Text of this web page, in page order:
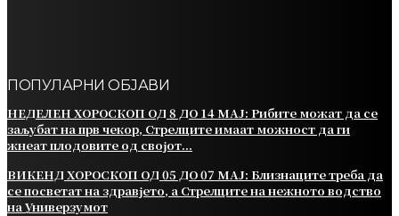
ПОПУЛАРНИ ОБЈАВИ
НЕДЕЛЕН ХОРОСКОП ОД 8 ДО 14 МАЈ: Рибите можат да се
заљубат на прв чекор, Стрелците имаат можност да ги
жнеат плодовите од својот...
ВИКЕНД ХОРОСКОП ОД 05 ДО 07 МАЈ: Близнаците треба да
се посветат на здравјето, а Стрелците на нежното водство
на Универзумот